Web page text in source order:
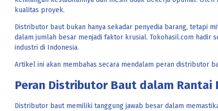
kualitas proyek.
Distributor baut bukan hanya sekadar penyedia barang, tetapi
dalam jumlah besar menjadi faktor krusial. Tokohasil.com
industri di Indonesia.
Artikel ini akan membahas secara mendalam peran distributor
Peran Distributor Baut dalam Rantai
Distributor baut memiliki tanggung jawab besar dalam